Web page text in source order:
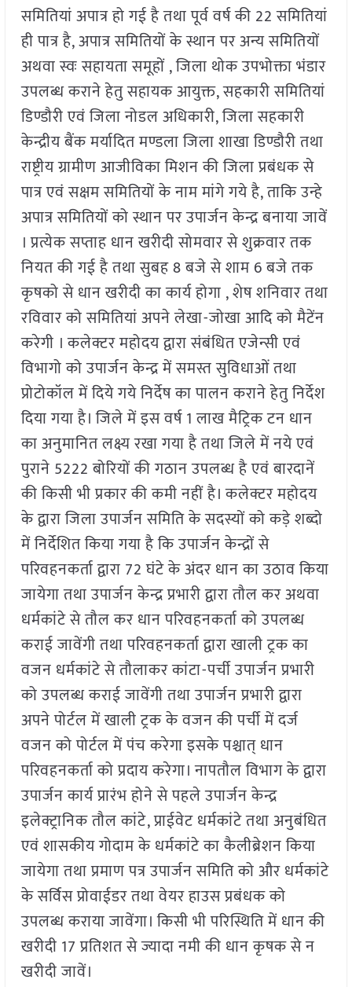
समितियां अपात्र हो गई है तथा पूर्व वर्ष की 22 समितियां
ही पात्र है, अपात्र समितियों के स्थान पर अन्य समितियों
अथवा स्वः सहायता समूहों , जिला थोक उपभोक्ता भंडार
उपलब्ध कराने हेतु सहायक आयुक्त, सहकारी समितियां
डिण्डौरी एवं जिला नोडल अधिकारी, जिला सहकारी
केन्द्रीय बैंक मर्यादित मण्डला जिला शाखा डिण्डौरी तथा
राष्ट्रीय ग्रामीण आजीविका मिशन की जिला प्रबंधक से
पात्र एवं सक्षम समितियों के नाम मांगे गये है, ताकि उन्हे
अपात्र समितियों को स्थान पर उपार्जन केन्द्र बनाया जावें
। प्रत्येक सप्ताह धान खरीदी सोमवार से शुक्रवार तक
नियत की गई है तथा सुबह 8 बजे से शाम 6 बजे तक
कृषको से धान खरीदी का कार्य होगा , शेष शनिवार तथा
रविवार को समितियां अपने लेखा-जोखा आदि को मैटेंन
करेगी । कलेक्टर महोदय द्वारा संबंधित एजेन्सी एवं
विभागो को उपार्जन केन्द्र में समस्त सुविधाओं तथा
प्रोटोकॉल में दिये गये निर्देष का पालन कराने हेतु निर्देश
दिया गया है। जिले में इस वर्ष 1 लाख मैट्रिक टन धान
का अनुमानित लक्ष्य रखा गया है तथा जिले में नये एवं
पुराने 5222 बोरियों की गठान उपलब्ध है एवं बारदानें
की किसी भी प्रकार की कमी नहीं है। कलेक्टर महोदय
के द्वारा जिला उपार्जन समिति के सदस्यों को कड़े शब्दो
में निर्देशित किया गया है कि उपार्जन केन्द्रों से
परिवहनकर्ता द्वारा 72 घंटे के अंदर धान का उठाव किया
जायेगा तथा उपार्जन केन्द्र प्रभारी द्वारा तौल कर अथवा
धर्मकांटे से तौल कर धान परिवहनकर्ता को उपलब्ध
कराई जावेंगी तथा परिवहनकर्ता द्वारा खाली ट्रक का
वजन धर्मकांटे से तौलाकर कांटा-पर्ची उपार्जन प्रभारी
को उपलब्ध कराई जावेंगी तथा उपार्जन प्रभारी द्वारा
अपने पोर्टल में खाली ट्रक के वजन की पर्ची में दर्ज
वजन को पोर्टल में पंच करेगा इसके पश्चात् धान
परिवहनकर्ता को प्रदाय करेगा। नापतौल विभाग के द्वारा
उपार्जन कार्य प्रारंभ होने से पहले उपार्जन केन्द्र
इलेक्ट्रानिक तौल कांटे, प्राईवेट धर्मकांटे तथा अनुबंधित
एवं शासकीय गोदाम के धर्मकांटे का कैलीब्रेशन किया
जायेगा तथा प्रमाण पत्र उपार्जन समिति को और धर्मकांटे
के सर्विस प्रोवाईडर तथा वेयर हाउस प्रबंधक को
उपलब्ध कराया जावेंगा। किसी भी परिस्थिति में धान की
खरीदी 17 प्रतिशत से ज्यादा नमी की धान कृषक से न
खरीदी जावें।